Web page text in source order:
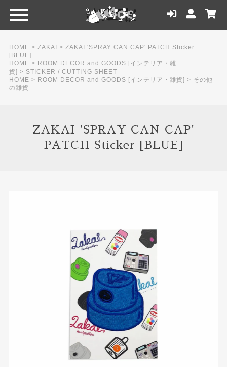
HOME > ZAKAI > ZAKAI 'SPRAY CAN CAP' PATCH Sticker
[BLUE]
HOME > ROOM DECOR and GOODS [インテリア・雑
貨] > STICKER / CUTTING SHEET
HOME > ROOM DECOR and GOODS [インテリア・雑貨] > その他
の雑貨
ZAKAI 'SPRAY CAN CAP'
PATCH Sticker [BLUE]